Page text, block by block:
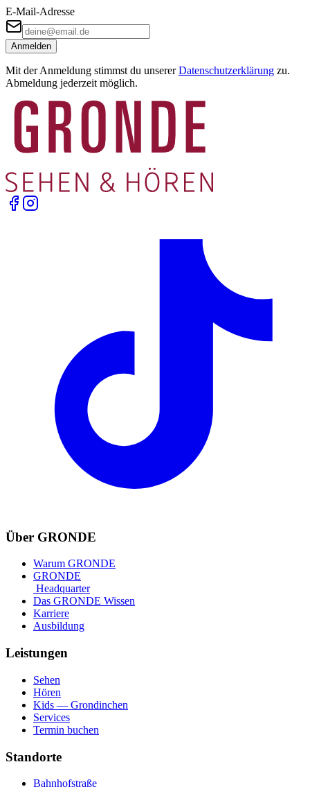
E-Mail-Adresse
Anmelden
Mit der Anmeldung stimmst du unserer Datenschutzerklärung zu.
Abmeldung jederzeit möglich.
Über GRONDE
Warum GRONDE
GRONDE
Headquarter
Das GRONDE Wissen
Karriere
Ausbildung
Leistungen
Sehen
Hören
Kids — Grondinchen
Services
Termin buchen
Standorte
Bahnhofstraße